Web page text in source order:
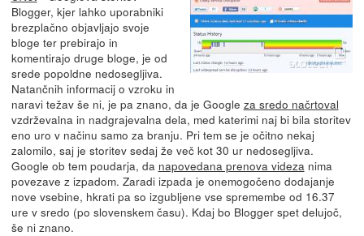
Blogger, kjer lahko uporabniki
brezplačno objavljajo svoje
bloge ter prebirajo in
komentirajo druge bloge, je od
srede popoldne nedosegljiva.
Natančnih informacij o vzroku in
naravi težav še ni, je pa znano, da je Google za sredo načrtoval
vzdrževalna in nadgrajevalna dela, med katerimi naj bi bila storitev
eno uro v načinu samo za branju. Pri tem se je očitno nekaj
zalomilo, saj je storitev sedaj že več kot 30 ur nedosegljiva.
Google ob tem poudarja, da napovedana prenova videza nima
povezave z izpadom. Zaradi izpada je onemogočeno dodajanje
nove vsebine, hkrati pa so izgubljene vse spremembe od 16.37
ure v sredo (po slovenskem času). Kdaj bo Blogger spet delujoč,
še ni znano.